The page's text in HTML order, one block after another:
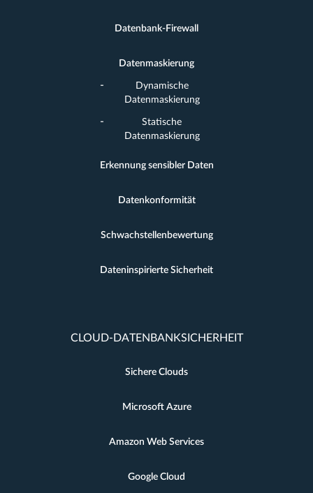
Datenbank-Firewall
Datenmaskierung
Dynamische
Datenmaskierung
Statische
Datenmaskierung
Erkennung sensibler Daten
Datenkonformität
Schwachstellenbewertung
Dateninspirierte Sicherheit
CLOUD-DATENBANKSICHERHEIT
Sichere Clouds
Microsoft Azure
Amazon Web Services
Google Cloud